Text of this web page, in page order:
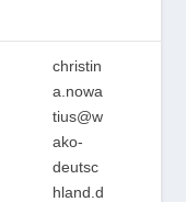
christin
a.nowa
tius@w
ako-
deutsc
hland.d